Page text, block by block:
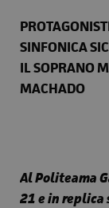
SINFONICA
IL SOPRANO
MACHADO
Al Politeama
21 e in replica